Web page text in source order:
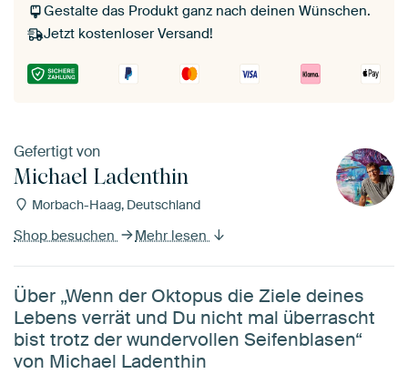
Gestalte das Produkt ganz nach deinen Wünschen.
Jetzt kostenloser Versand!
Gefertigt von
Michael Ladenthin
Morbach-Haag, Deutschland
Shop besuchen Mehr lesen
Über „Wenn der Oktopus die Ziele deines
Lebens verrät und Du nicht mal überrascht
bist trotz der wundervollen Seifenblasen“
von Michael Ladenthin